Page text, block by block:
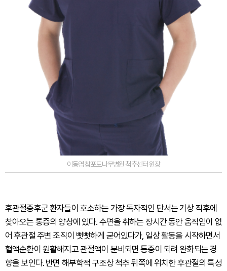
이동엽 참포도나무병원 척추센터 원장
후관절증후군 환자들이 호소하는 가장 독자적인 단서는 기상 직후에
찾아오는 통증의 양상에 있다. 수면을 취하는 장시간 동안 움직임이 없
어 후관절 주변 조직이 뻣뻣하게 굳어있다가, 일상 활동을 시작하면서
혈액순환이 원활해지고 관절액이 분비되면 통증이 되려 완화되는 경
향을 보인다. 반면 해부학적 구조상 척추 뒤쪽에 위치한 후관절의 특성